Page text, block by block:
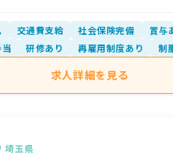
交通費支給 社会保険完備 賞与
研修あり 再雇用制度あり 制
求人詳細を見る
埼玉県